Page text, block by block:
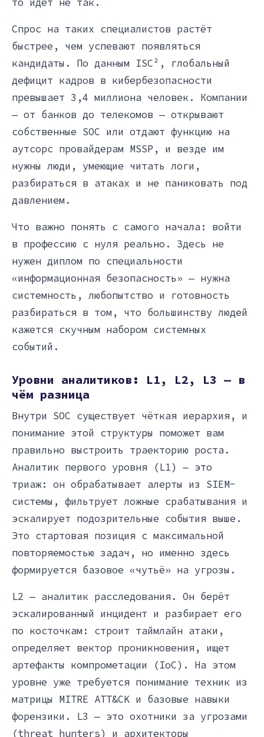
Спрос на таких специалистов растёт
быстрее, чем успевают появляться
кандидаты. По данным ISC², глобальный
дефицит кадров в кибербезопасности
превышает 3,4 миллиона человек. Компании
— от банков до телекомов — открывают
собственные SOC или отдают функцию на
аутсорс провайдерам MSSP, и везде им
нужны люди, умеющие читать логи,
разбираться в атаках и не паниковать под
давлением.
Что важно понять с самого начала: войти
в профессию с нуля реально. Здесь не
нужен диплом по специальности
«информационная безопасность» — нужна
системность, любопытство и готовность
разбираться в том, что большинству людей
кажется скучным набором системных
событий.
Уровни аналитиков: L1, L2, L3 — в
чём разница
Внутри SOC существует чёткая иерархия, и
понимание этой структуры поможет вам
правильно выстроить траекторию роста.
Аналитик первого уровня (L1) — это
триаж: он обрабатывает алерты из SIEM-
системы, фильтрует ложные срабатывания и
эскалирует подозрительные события выше.
Это стартовая позиция с максимальной
повторяемостью задач, но именно здесь
формируется базовое «чутьё» на угрозы.
L2 — аналитик расследования. Он берёт
эскалированный инцидент и разбирает его
по косточкам: строит таймлайн атаки,
определяет вектор проникновения, ищет
артефакты компрометации (IoC). На этом
уровне уже требуется понимание техник из
матрицы MITRE ATT&CK и базовые навыки
форензики. L3 — это охотники за угрозами
(threat hunters) и архитекторы